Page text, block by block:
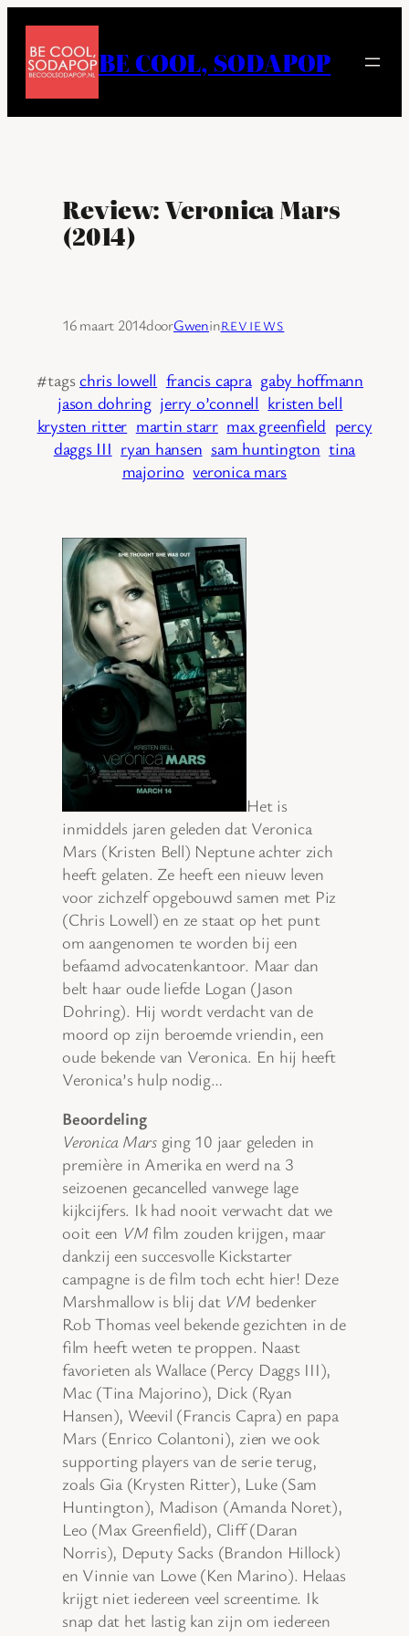
naar
inhoud
BE COOL, SODAPOP
Review: Veronica Mars
(2014)
16 maart 2014doorGweninREVIEWS
#tagschris lowell francis capra gaby hoffmann
jason dohring jerry o’connell kristen bell
krysten ritter martin starr max greenfield percy
daggs III ryan hansen sam huntington tina
majorino veronica mars
Het is
inmiddels jaren geleden dat Veronica
Mars (Kristen Bell) Neptune achter zich
heeft gelaten. Ze heeft een nieuw leven
voor zichzelf opgebouwd samen met Piz
(Chris Lowell) en ze staat op het punt
om aangenomen te worden bij een
befaamd advocatenkantoor. Maar dan
belt haar oude liefde Logan (Jason
Dohring). Hij wordt verdacht van de
moord op zijn beroemde vriendin, een
oude bekende van Veronica. En hij heeft
Veronica’s hulp nodig…
Beoordeling
Veronica Marsging 10 jaar geleden in
première in Amerika en werd na 3
seizoenen gecancelled vanwege lage
kijkcijfers. Ik had nooit verwacht dat we
ooit een VM film zouden krijgen, maar
dankzij een succesvolle Kickstarter
campagne is de film toch echt hier! Deze
Marshmallow is blij dat VM bedenker
Rob Thomas veel bekende gezichten in de
film heeft weten te proppen. Naast
favorieten als Wallace (Percy Daggs III),
Mac (Tina Majorino), Dick (Ryan
Hansen), Weevil (Francis Capra) en papa
Mars (Enrico Colantoni), zien we ook
supporting players van de serie terug,
zoals Gia (Krysten Ritter), Luke (Sam
Huntington), Madison (Amanda Noret),
Leo (Max Greenfield), Cliff (Daran
Norris), Deputy Sacks (Brandon Hillock)
en Vinnie van Lowe (Ken Marino). Helaas
krijgt niet iedereen veel screentime. Ik
snap dat het lastig kan zijn om iedereen